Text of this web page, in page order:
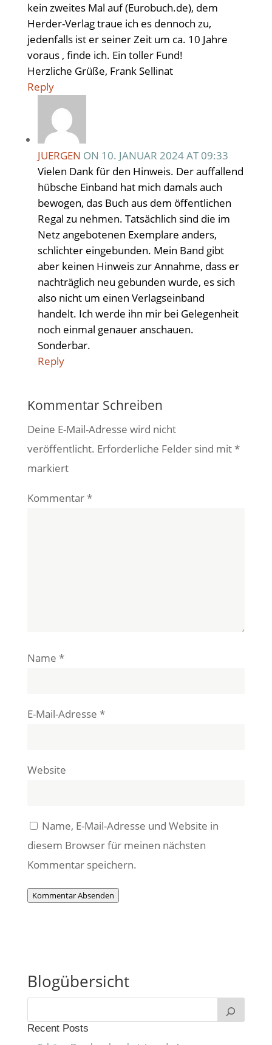
kein zweites Mal auf (Eurobuch.de), dem
Herder-Verlag traue ich es dennoch zu,
jedenfalls ist er seiner Zeit um ca. 10 Jahre
voraus , finde ich. Ein toller Fund!
Herzliche Grüße, Frank Sellinat
Reply
JUERGEN ON 10. JANUAR 2024 AT 09:33
Vielen Dank für den Hinweis. Der auffallend
hübsche Einband hat mich damals auch
bewogen, das Buch aus dem öffentlichen
Regal zu nehmen. Tatsächlich sind die im
Netz angebotenen Exemplare anders,
schlichter eingebunden. Mein Band gibt
aber keinen Hinweis zur Annahme, dass er
nachträglich neu gebunden wurde, es sich
also nicht um einen Verlagseinband
handelt. Ich werde ihn mir bei Gelegenheit
noch einmal genauer anschauen.
Sonderbar.
Reply
Kommentar Schreiben
Deine E-Mail-Adresse wird nicht
veröffentlicht. Erforderliche Felder sind mit*
markiert
Kommentar*
Name *
E-Mail-Adresse *
Website
Name, E-Mail-Adresse und Website in
diesem Browser für meinen nächsten
Kommentar speichern.
Kommentar Absenden
Blogübersicht
Recent Posts